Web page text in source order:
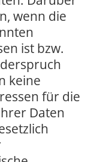
wenn die
ist bzw.
keine
für die
Daten